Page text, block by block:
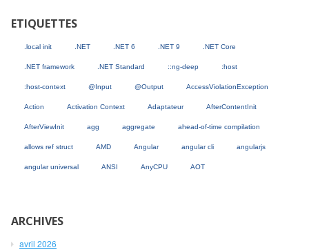
ETIQUETTES
.local init .NET .NET 6 .NET 9 .NET Core
.NET framework .NET Standard ::ng-deep :host
:host-context @Input @Output AccessViolationException
Action Activation Context Adaptateur AfterContentInit
AfterViewInit agg aggregate ahead-of-time compilation
allows ref struct AMD Angular angular cli angularjs
angular universal ANSI AnyCPU AOT
ARCHIVES
avril 2026